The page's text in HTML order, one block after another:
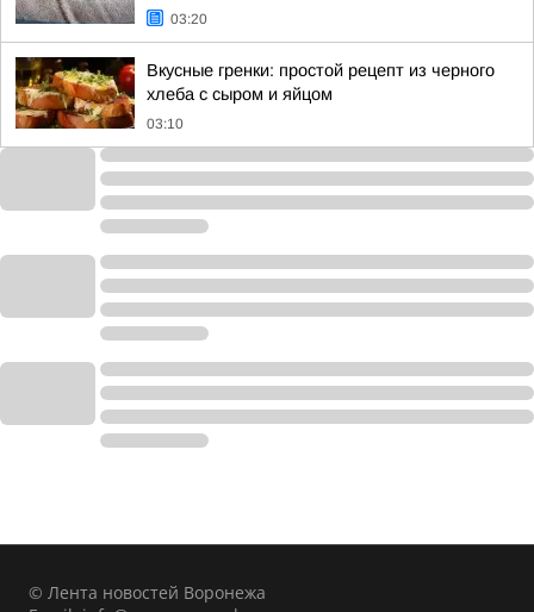
03:20
Вкусные гренки: простой рецепт из черного
хлеба с сыром и яйцом
03:10
© Лента новостей Воронежа